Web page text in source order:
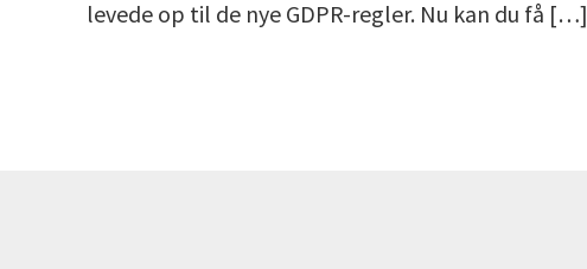
levede op til de nye GDPR-regler. Nu kan du få […]